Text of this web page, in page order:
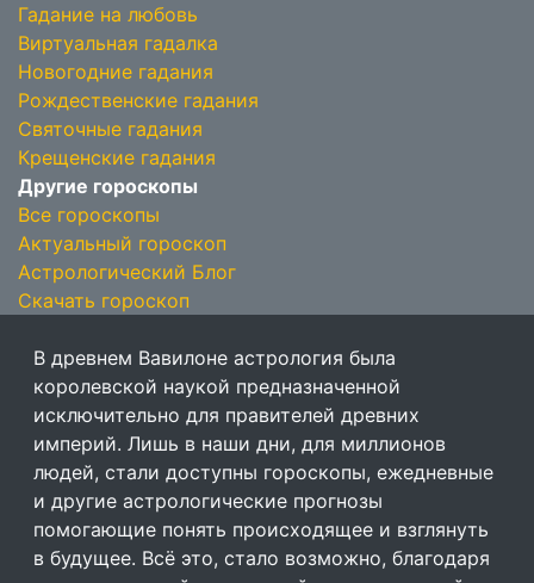
Гадание на любовь
Виртуальная гадалка
Новогодние гадания
Рождественские гадания
Святочные гадания
Крещенские гадания
Другие гороскопы
Все гороскопы
Актуальный гороскоп
Астрологический Блог
Скачать гороскоп
В древнем Вавилоне астрология была
королевской наукой предназначенной
исключительно для правителей древних
империй. Лишь в наши дни, для миллионов
людей, стали доступны гороскопы, ежедневные
и другие астрологические прогнозы
помогающие понять происходящее и взглянуть
в будущее. Всё это, стало возможно, благодаря